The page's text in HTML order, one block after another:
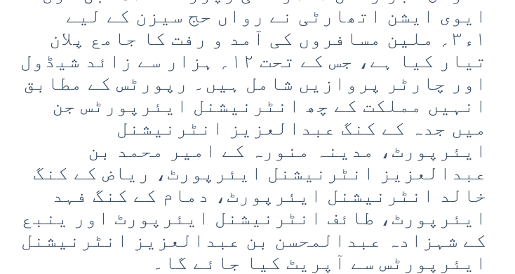
ایوی ایشن اتھارٹی نے رواں حج سیزن کے لیے
۱ء۳؍ ملین مسافروں کی آمد و رفت کا جامع پلان
تیار کیا ہے، جس کے تحت ۱۲؍ ہزار سے زائد شیڈول
اور چارٹر پروازیں شامل ہیں۔ رپورٹس کے مطابق
انہیں مملکت کے چھ انٹرنیشنل ایئرپورٹس جن
میں جدہ کے کنگ عبدالعزیز انٹرنیشنل
ایئرپورٹ، مدینہ منورہ کے امیر محمد بن
عبدالعزیز انٹرنیشنل ایئرپورٹ، ریاض کے کنگ
خالد انٹرنیشنل ایئرپورٹ، دمام کے کنگ فہد
ایئرپورٹ، طائف انٹرنیشنل ایئرپورٹ اور ینبع
کے شہزادہ عبدالمحسن بن عبدالعزیز انٹرنیشنل
ایئرپورٹس سے آپریٹ کیا جائے گا۔